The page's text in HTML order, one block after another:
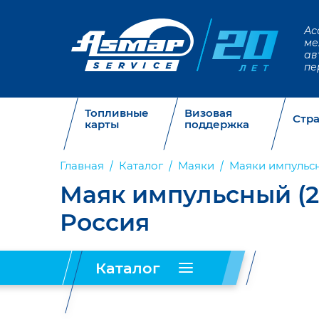
Топливные
карты
Визовая
поддержка
Главная Каталог Маяки Маяки
Маяк импульсный
Россия
Каталог